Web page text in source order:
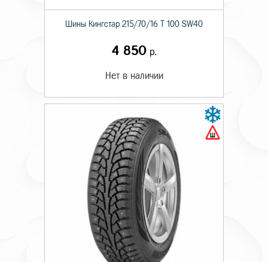
Шины Кингстар 215/70/16 T 100 SW40
4 850р.
Нет в наличии